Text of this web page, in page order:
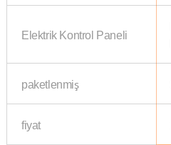
Elektrik Kontrol Paneli
paketlenmiş
fiyat